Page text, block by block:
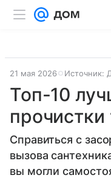
21 мая 2026 Источник:
Топ-10
прочистки
Справиться с
вызова
вы могли